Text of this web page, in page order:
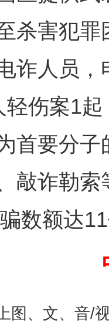
杀害犯
诈人员
伤案1
首要分
敲诈勒
数额达
图、文、音/